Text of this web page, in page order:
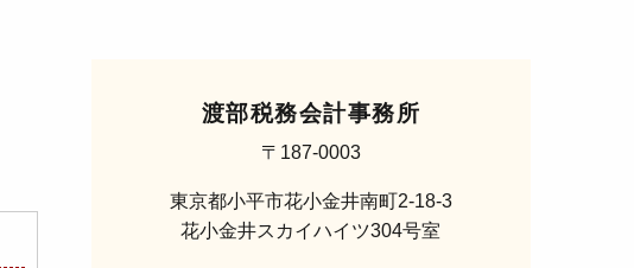
渡部税務会計事務所
〒187-0003
東京都小平市花小金井南町2-18-3
花小金井スカイハイツ304号室